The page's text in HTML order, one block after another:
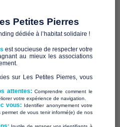
la main
?
Petites Pierres
dédiée à l’habitat solidaire !
est soucieuse de respecter votre
au mieux les associations
sur Les Petites Pierres, vous
attentes:Comprendre comment le
votre expérience de navigation.
vous: Identifier anonymement votre
de vous tenir informé(e) de nos